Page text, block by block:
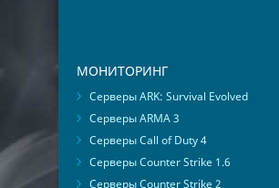
МОНИТОРИНГ
Серверы ARK: Survival Evolved
Серверы ARMA 3
Серверы Call of Duty 4
Серверы Counter Strike 1.6
Серверы Counter Strike 2